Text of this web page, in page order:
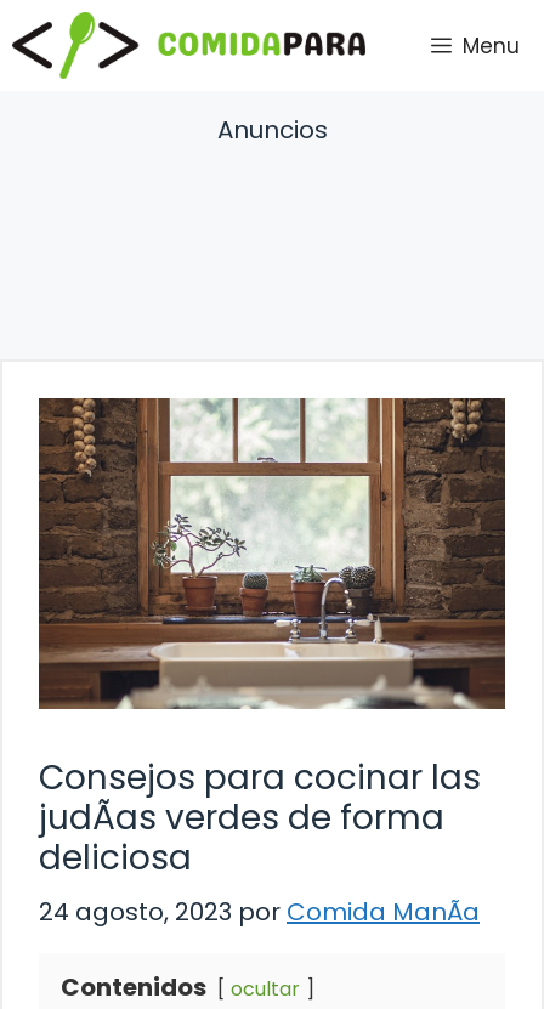
Saltar
al
contenido
Menu
Anuncios
Consejos para cocinar las
judÃ­as verdes de forma
deliciosa
24 agosto, 2023 por Comida ManÃ­a
Contenidos ocultar